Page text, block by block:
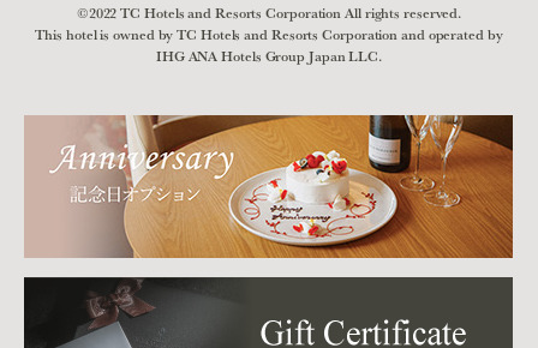
©2022 TC Hotels and Resorts Corporation All rights reserved.
This hotel is owned by TC Hotels and Resorts Corporation and operated by
IHG ANA Hotels Group Japan LLC.